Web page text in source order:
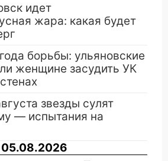
идет
жара: какая будет
борьбы: ульяновские
женщине засудить УК
звезды сулят
— испытания на
05.08.2026